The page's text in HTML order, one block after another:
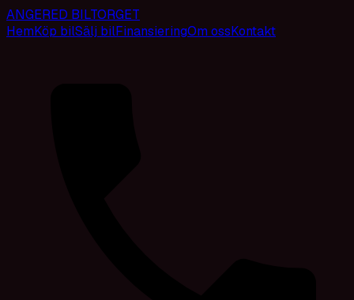
ANGERED BILTORGET
HemKöp bilSälj bilFinansieringOm ossKontakt